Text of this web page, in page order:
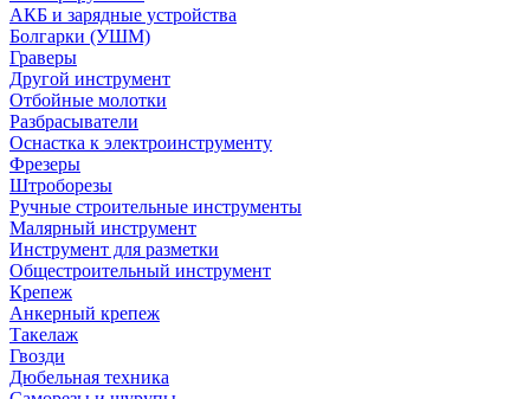
АКБ и зарядные устройства
Болгарки (УШМ)
Граверы
Другой инструмент
Отбойные молотки
Разбрасыватели
Оснастка к электроинструменту
Фрезеры
Штроборезы
Ручные строительные инструменты
Малярный инструмент
Инструмент для разметки
Общестроительный инструмент
Крепеж
Анкерный крепеж
Такелаж
Гвозди
Дюбельная техника